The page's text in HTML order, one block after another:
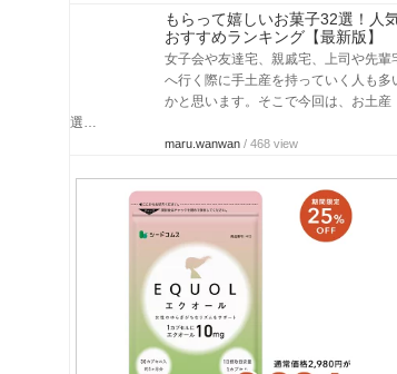
もらって嬉しいお菓子32選！人
おすすめランキング【最新版】
女子会や友達宅、親戚宅、上司や先輩
へ行く際に手土産を持っていく人も多
かと思います。そこで今回は、お土産
選…
maru.wanwan / 468 view